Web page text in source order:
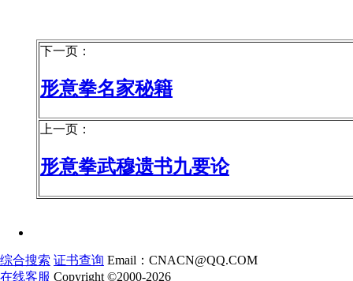
下一页：
形意拳名家秘籍
上一页：
形意拳武穆遗书九要论
综合搜索 证书查询 Email：CNACN@QQ.COM
在线客服 Copyright ©2000-2026